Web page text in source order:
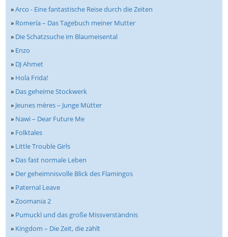
»Arco - Eine fantastische Reise durch die Zeiten
» Romería – Das Tagebuch meiner Mutter
» Die Schatzsuche im Blaumeisental
» Enzo
» DJ Ahmet
» Hola Frida!
» Das geheime Stockwerk
» Jeunes mères – Junge Mütter
» Nawi – Dear Future Me
» Folktales
» Little Trouble Girls
» Das fast normale Leben
» Der geheimnisvolle Blick des Flamingos
» Paternal Leave
»Zoomania 2
» Pumuckl und das große Missverständnis
» Kingdom – Die Zeit, die zählt